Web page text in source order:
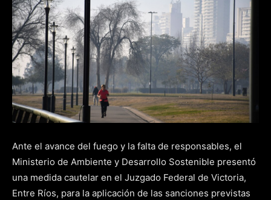
Ante el avance del fuego y la falta de responsables, el
Ministerio de Ambiente y Desarrollo Sostenible presentó
una medida cautelar en el Juzgado Federal de Victoria,
Entre Ríos, para la aplicación de las sanciones previstas